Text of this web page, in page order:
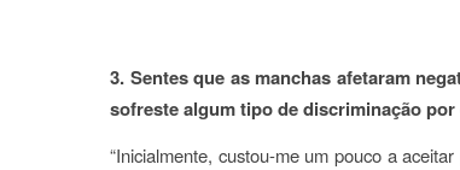
3. Sentes que as manchas afetaram
sofreste algum tipo de discriminação
“Inicialmente, custou-me um pouco a